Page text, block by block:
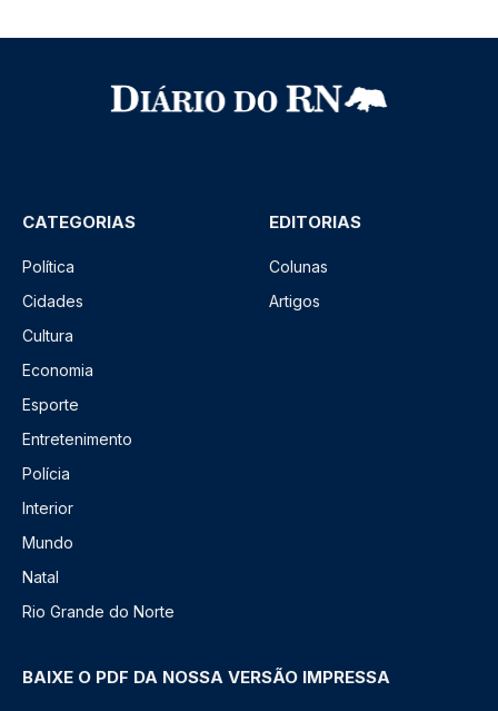
CATEGORIAS
Política
Cidades
Cultura
Economia
Esporte
Entretenimento
Polícia
Interior
Mundo
Natal
Rio Grande do Norte
EDITORIAS
Colunas
Artigos
BAIXE O PDF DA NOSSA VERSÃO IMPRESSA